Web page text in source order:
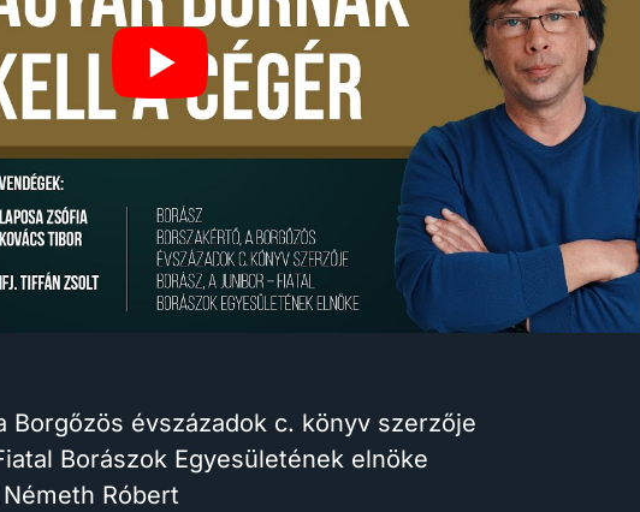
Borgőzös évszázadok c. könyv szerzője
Borászok Egyesületének elnöke
Róbert